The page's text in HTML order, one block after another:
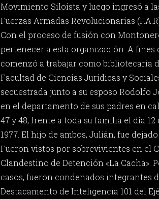
Movimiento Siloísta y luego ingresó a las
Fuerzas Armadas Revolucionarias
Con el proceso de fusión con
pertenecer a esta organización. A fines
comenzó a trabajar como bibliotecaria
Facultad de Ciencias Jurídicas y
secuestrada junto a su esposo Rodolfo
en el departamento de sus padres en
47 y 48, frente a toda su familia el día 12
1977. El hijo de ambos, Julián, fue dejado
Fueron vistos por sobrevivientes en el
Clandestino de Detención «La Cacha».
casos, fueron condenados integrantes
Destacamento de Inteligencia 101 del